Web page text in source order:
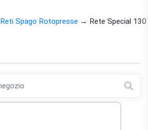
Reti Spago Rotopresse → Rete Special 130